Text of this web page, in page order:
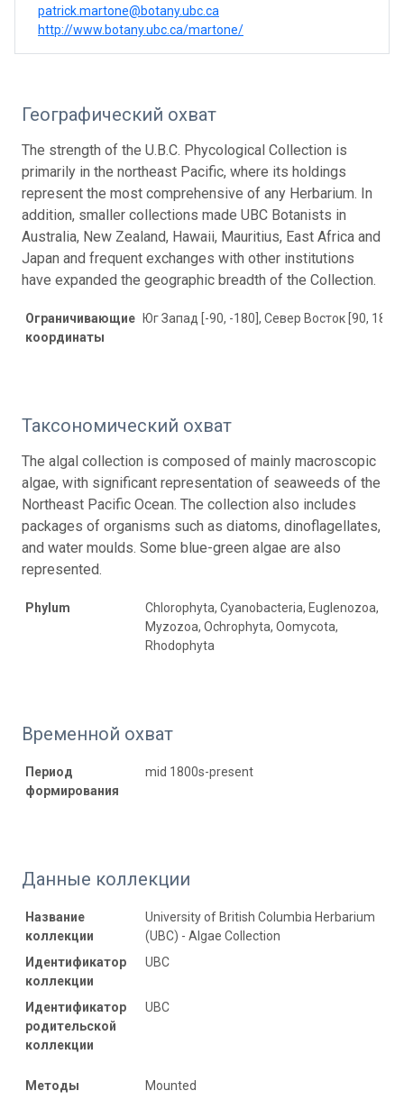
patrick.martone@botany.ubc.ca
http://www.botany.ubc.ca/martone/
Географический охват
The strength of the U.B.C. Phycological Collection is
primarily in the northeast Pacific, where its holdings
represent the most comprehensive of any Herbarium. In
addition, smaller collections made UBC Botanists in
Australia, New Zealand, Hawaii, Mauritius, East Africa and
Japan and frequent exchanges with other institutions
have expanded the geographic breadth of the Collection.
Ограничивающие
координаты
Юг Запад [-90, -180], Север Восток [90, 180]
Таксономический охват
The algal collection is composed of mainly macroscopic
algae, with significant representation of seaweeds of the
Northeast Pacific Ocean. The collection also includes
packages of organisms such as diatoms, dinoflagellates,
and water moulds. Some blue-green algae are also
represented.
Phylum
Chlorophyta, Cyanobacteria, Euglenozoa,
Myzozoa, Ochrophyta, Oomycota,
Rhodophyta
Временной охват
Период
формирования
mid 1800s-present
Данные коллекции
Название
коллекции
University of British Columbia Herbarium
(UBC) - Algae Collection
Идентификатор
коллекции
UBC
Идентификатор
родительской
коллекции
UBC
Методы
Mounted